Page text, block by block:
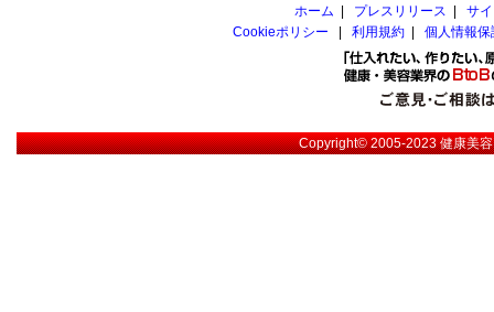
ホーム
プレスリリース
サ
Cookieポリシー
利用規約 個人情報
Copyright© 2005-2023健康美